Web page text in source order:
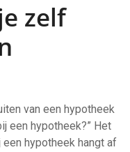
zelf
van een hypotheek
een hypotheek?” Het
hypotheek hangt af